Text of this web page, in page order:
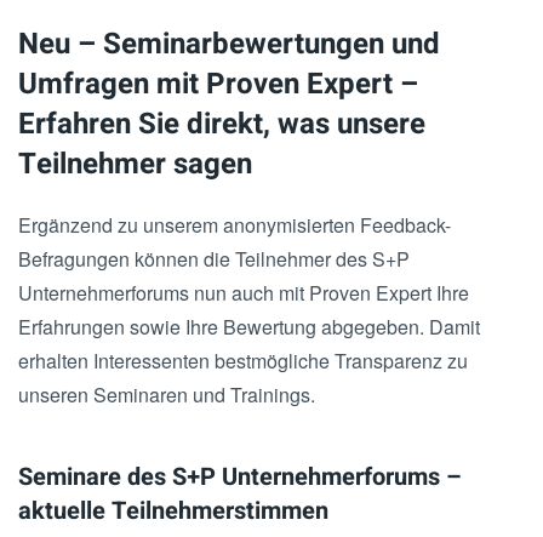
Neu – Seminarbewertungen und
Umfragen mit Proven Expert –
Erfahren Sie direkt, was unsere
Teilnehmer sagen
Ergänzend zu unserem anonymisierten Feedback-
Befragungen können die Teilnehmer des S+P
Unternehmerforums nun auch mit Proven Expert Ihre
Erfahrungen sowie Ihre Bewertung abgegeben. Damit
erhalten Interessenten bestmögliche Transparenz zu
unseren Seminaren und Trainings.
Seminare des S+P Unternehmerforums –
aktuelle Teilnehmerstimmen